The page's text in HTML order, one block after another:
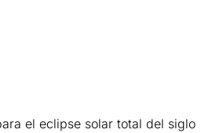
el eclipse solar total del siglo